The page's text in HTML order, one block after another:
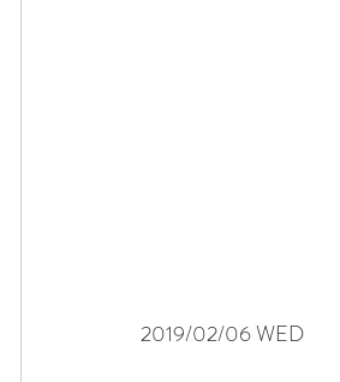
2019/02/06 WED